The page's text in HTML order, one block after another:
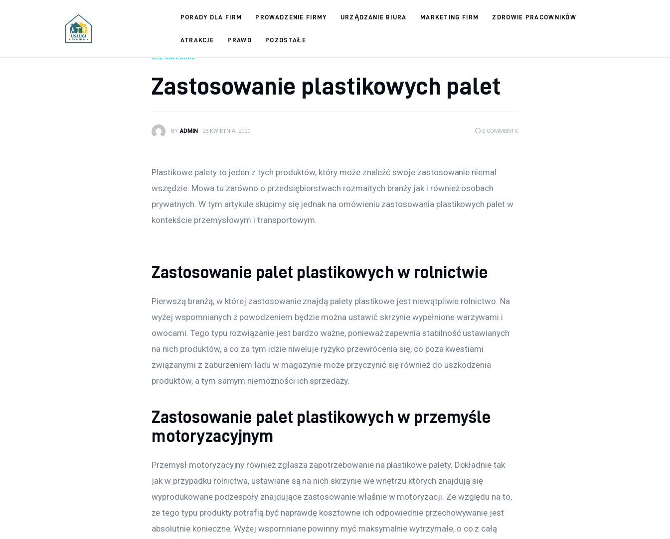
PORADY DLA FIRM PROWADZENIE FIRMY URZĄDZANIE BIURA MARKETING FIRM ZDROWIE PRACOWNIKÓW
ATRAKCJE PRAWO POZOSTAŁE
Prowadzenie firmy
BEZ KATEGORII
Zastosowanie plastikowych palet
BY ADMIN 23 KWIETNIA, 2020 0 COMMENTS
Plastikowe palety to jeden z tych produktów, który może znaleźć swoje zastosowanie niemal
wszędzie. Mowa tu zarówno o przedsiębiorstwach rozmaitych branży jak i również osobach
prywatnych. W tym artykule skupimy się jednak na omówieniu zastosowania plastikowych palet w
kontekście przemysłowym i transportowym.
Zastosowanie palet plastikowych w rolnictwie
Pierwszą branżą, w której zastosowanie znajdą palety plastikowe jest niewątpliwie rolnictwo. Na
wyżej wspomnianych z powodzeniem będzie można ustawić skrzynie wypełnione warzywami i
owocami. Tego typu rozwiązanie jest bardzo ważne, ponieważ zapewnia stabilność ustawianych
na nich produktów, a co za tym idzie niweluje ryzyko przewrócenia się, co poza kwestiami
związanymi z zaburzeniem ładu w magazynie może przyczynić się również do uszkodzenia
produktów, a tym samym niemożności ich sprzedaży.
Zastosowanie palet plastikowych w przemyśle
motoryzacyjnym
Przemysł motoryzacyjny również zgłasza zapotrzebowanie na plastikowe palety. Dokładnie tak
jak w przypadku rolnictwa, ustawiane są na nich skrzynie we wnętrzu których znajdują się
wyprodukowane podzespoły znajdujące zastosowanie właśnie w motoryzacji. Ze względu na to,
że tego typu produkty potrafią być naprawdę kosztowne ich odpowiednie przechowywanie jest
absolutnie konieczne. Wyżej wspomniane powinny myć maksymalnie wytrzymałe, o co z całą